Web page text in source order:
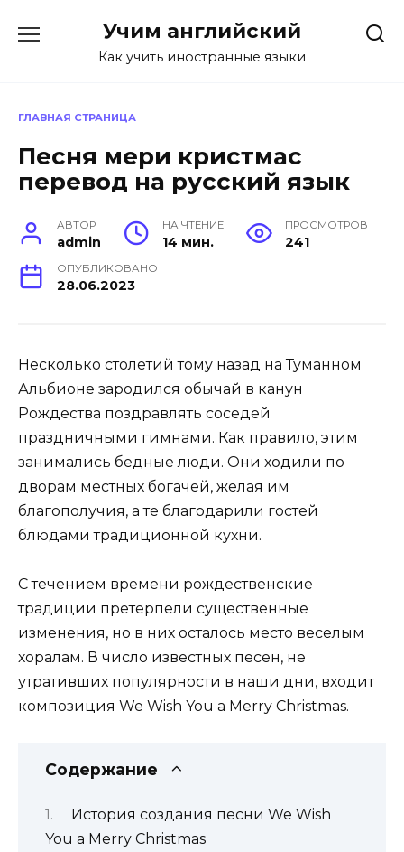
Учим английский
Как учить иностранные языки
ГЛАВНАЯ СТРАНИЦА
Песня мери кристмас
перевод на русский язык
АВТОР
admin
НА ЧТЕНИЕ
14 мин.
ПРОСМОТРОВ
241
ОПУБЛИКОВАНО
28.06.2023
Несколько столетий тому назад на Туманном
Альбионе зародился обычай в канун
Рождества поздравлять соседей
праздничными гимнами. Как правило, этим
занимались бедные люди. Они ходили по
дворам местных богачей, желая им
благополучия, а те благодарили гостей
блюдами традиционной кухни.
С течением времени рождественские
традиции претерпели существенные
изменения, но в них осталось место веселым
хоралам. В число известных песен, не
утративших популярности в наши дни, входит
композиция We Wish You a Merry Christmas.
Содержание
История создания песни We Wish
You a Merry Christmas